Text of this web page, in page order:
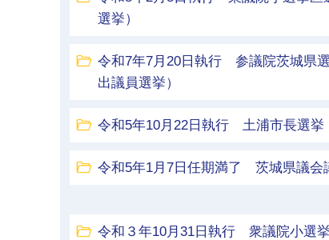
選挙）
令和7年7月20日執行 参議院茨城県
出議員選挙）
令和5年10月22日執行 土浦市長選挙
令和5年1月7日任期満了 茨城県議会
令和３年10月31日執行 衆議院小選